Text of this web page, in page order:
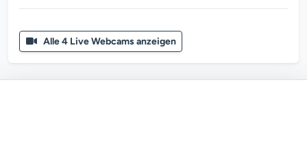
Alle 4 Live Webcams anzeigen